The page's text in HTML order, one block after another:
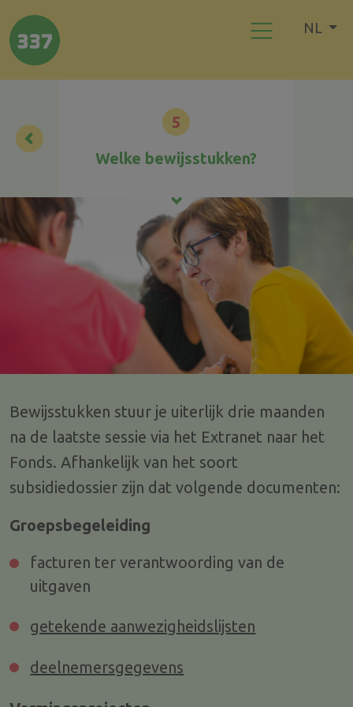
NL
5
Welke bewijsstukken?
Bewijsstukken stuur je uiterlijk drie maanden
na de laatste sessie via het Extranet naar het
Fonds. Afhankelijk van het soort
subsidiedossier zijn dat volgende documenten:
Groepsbegeleiding
facturen ter verantwoording van de
uitgaven
getekende aanwezigheidslijsten
deelnemersgegevens